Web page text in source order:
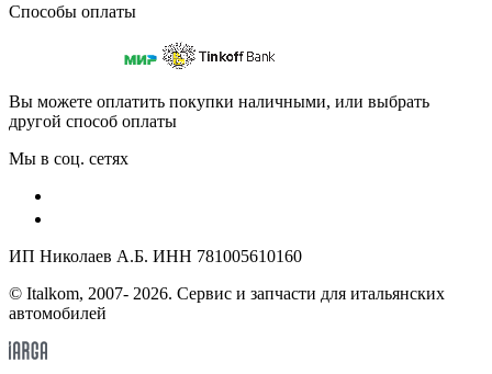
Способы оплаты
Вы можете оплатить покупки наличными, или выбрать
другой способ оплаты
Мы в соц. сетях
ИП Николаев А.Б. ИНН 781005610160
© Italkom, 2007- 2026. Сервис и запчасти для итальянских
автомобилей